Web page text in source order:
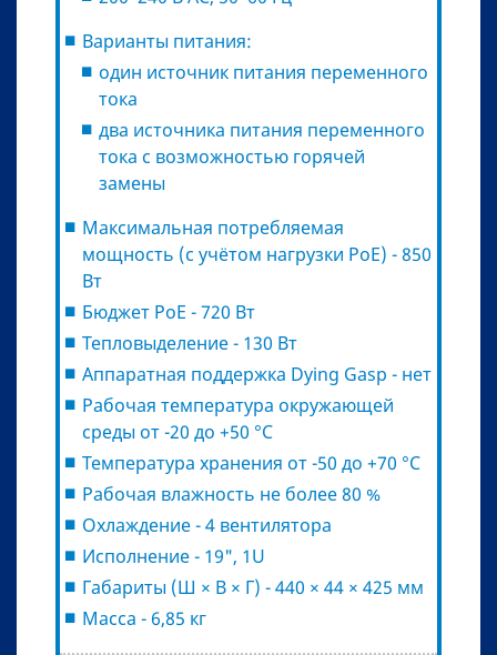
Варианты питания:
один источник питания переменного
тока
два источника питания переменного
тока с возможностью горячей
замены
Максимальная потребляемая
мощность (с учётом нагрузки PoE) - 850
Вт
Бюджет PoE - 720 Вт
Тепловыделение - 130 Вт
Аппаратная поддержка Dying Gasp - нет
Рабочая температура окружающей
среды от -20 до +50 °С
Температура хранения от -50 до +70 °С
Рабочая влажность не более 80 %
Охлаждение - 4 вентилятора
Исполнение - 19", 1U
Габариты (Ш × В × Г) - 440 × 44 × 425 мм
Масса - 6,85 кг